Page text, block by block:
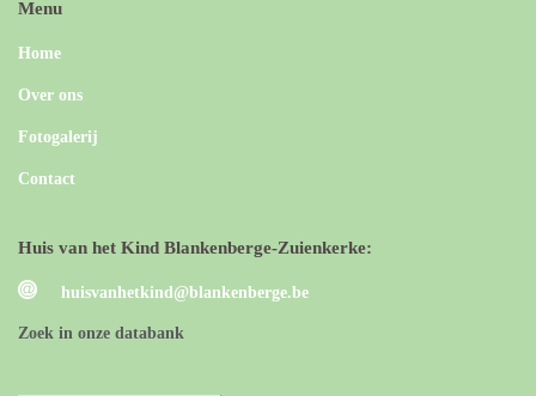
Menu
Home
Over ons
Fotogalerij
Contact
Huis van het Kind Blankenberge-Zuienkerke:
huisvanhetkind@blankenberge.be
Zoek in onze databank